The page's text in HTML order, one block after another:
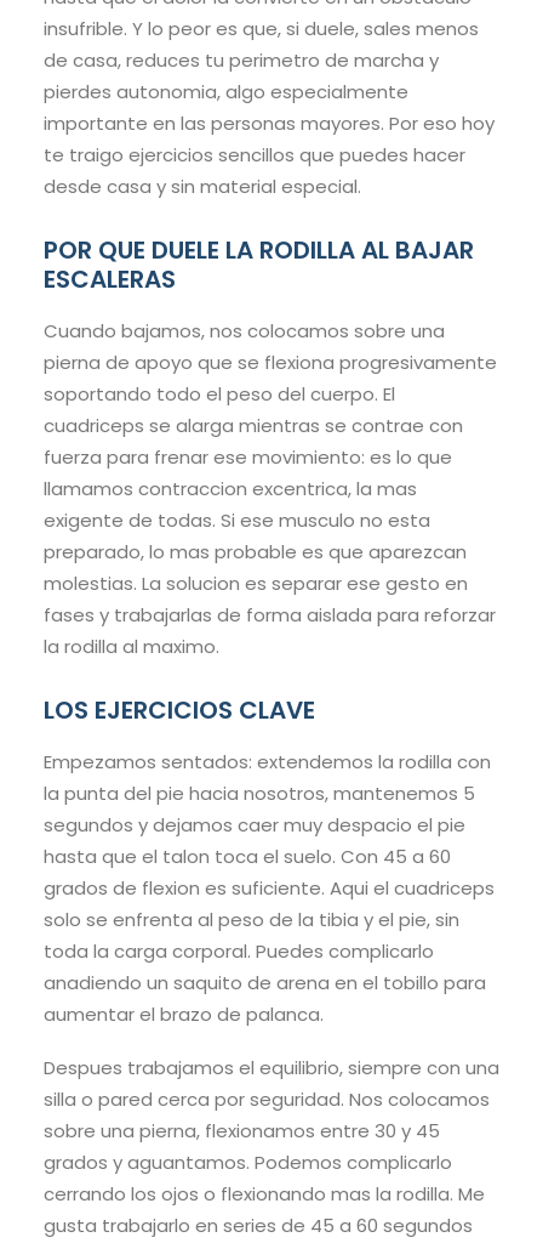
insufrible. Y lo peor es que, si duele, sales menos
de casa, reduces tu perimetro de marcha y
pierdes autonomia, algo especialmente
importante en las personas mayores. Por eso hoy
te traigo ejercicios sencillos que puedes hacer
desde casa y sin material especial.
POR QUE DUELE LA RODILLA AL BAJAR
ESCALERAS
Cuando bajamos, nos colocamos sobre una
pierna de apoyo que se flexiona progresivamente
soportando todo el peso del cuerpo. El
cuadriceps se alarga mientras se contrae con
fuerza para frenar ese movimiento: es lo que
llamamos contraccion excentrica, la mas
exigente de todas. Si ese musculo no esta
preparado, lo mas probable es que aparezcan
molestias. La solucion es separar ese gesto en
fases y trabajarlas de forma aislada para reforzar
la rodilla al maximo.
LOS EJERCICIOS CLAVE
Empezamos sentados: extendemos la rodilla con
la punta del pie hacia nosotros, mantenemos 5
segundos y dejamos caer muy despacio el pie
hasta que el talon toca el suelo. Con 45 a 60
grados de flexion es suficiente. Aqui el cuadriceps
solo se enfrenta al peso de la tibia y el pie, sin
toda la carga corporal. Puedes complicarlo
anadiendo un saquito de arena en el tobillo para
aumentar el brazo de palanca.
Despues trabajamos el equilibrio, siempre con una
silla o pared cerca por seguridad. Nos colocamos
sobre una pierna, flexionamos entre 30 y 45
grados y aguantamos. Podemos complicarlo
cerrando los ojos o flexionando mas la rodilla. Me
gusta trabajarlo en series de 45 a 60 segundos